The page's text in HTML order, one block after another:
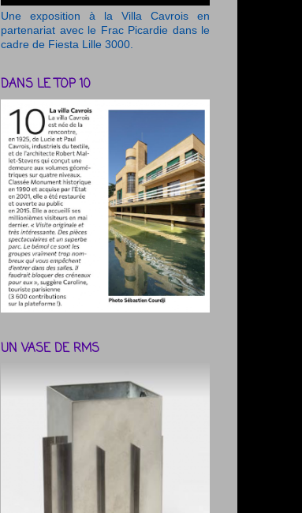
Une exposition à la Villa Cavrois en
partenariat avec le Frac Picardie dans le
cadre de Fiesta Lille 3000.
DANS LE TOP 10
UN VASE DE RMS